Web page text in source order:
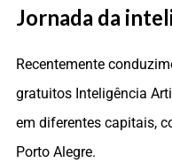
Jornada da
Recentemente
gratuitos Inteligência
em diferentes capitais,
Porto Alegre.